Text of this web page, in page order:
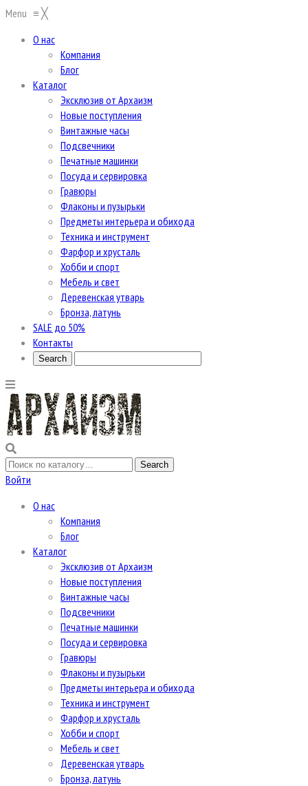
Menu ≡╳
О нас
Компания
Блог
Каталог
Эксклюзив от Архаизм
Новые поступления
Винтажные часы
Подсвечники
Печатные машинки
Посуда и сервировка
Гравюры
Флаконы и пузырьки
Предметы интерьера и обихода
Техника и инструмент
Фарфор и хрусталь
Хобби и спорт
Мебель и свет
Деревенская утварь
Бронза, латунь
SALE до 50%
Контакты
Войти
О нас
Компания
Блог
Каталог
Эксклюзив от Архаизм
Новые поступления
Винтажные часы
Подсвечники
Печатные машинки
Посуда и сервировка
Гравюры
Флаконы и пузырьки
Предметы интерьера и обихода
Техника и инструмент
Фарфор и хрусталь
Хобби и спорт
Мебель и свет
Деревенская утварь
Бронза, латунь